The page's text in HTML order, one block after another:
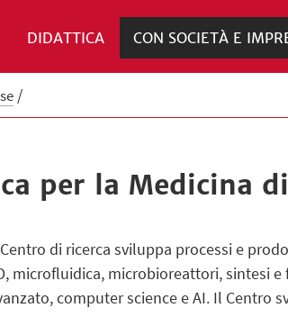
DIDATTICA CON SOCIETÀ E
per la Medicina
di ricerca sviluppa processi e
microfluidica, microbioreattori, sintesi
computer science e AI. Il Centro